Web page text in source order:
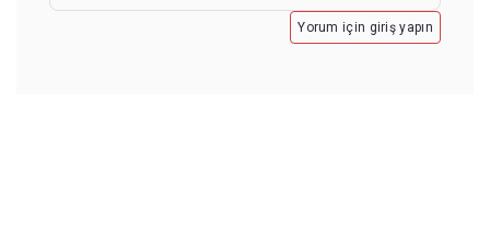
Yorum için giriş yapın